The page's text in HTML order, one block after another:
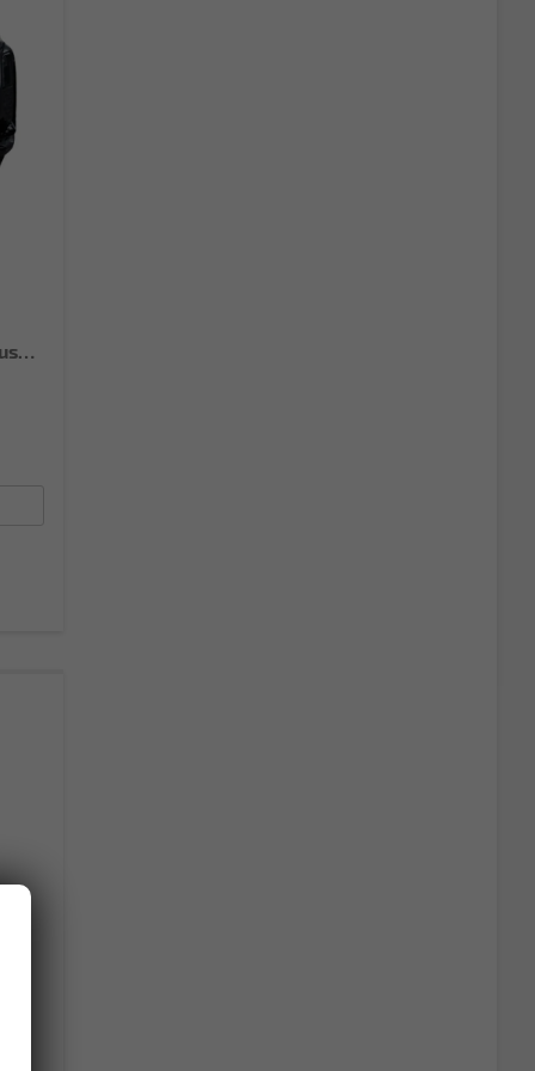
Sportback NEU TFSI quattro S line Tech+AHK+Alu19+LEDplus+KlimaPlus+ExtSchwarz